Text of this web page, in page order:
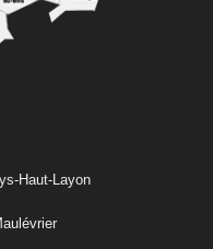
Haut-Layon